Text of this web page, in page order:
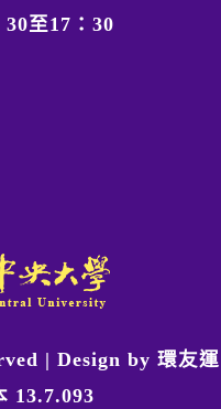
30至17：30
| Design by 環友運
13.7.093